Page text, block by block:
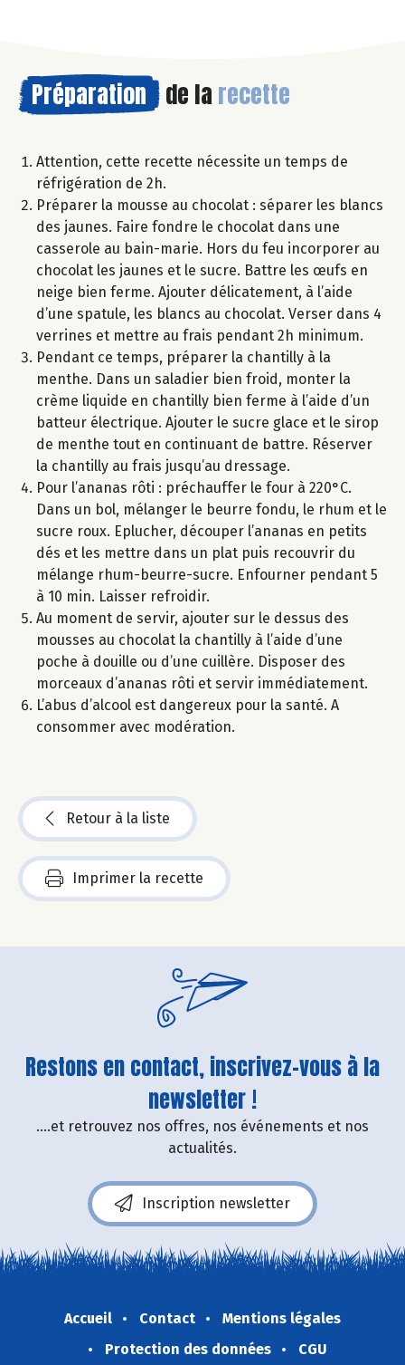
Préparation de la recette
Attention, cette recette nécessite un temps de
réfrigération de 2h.
Préparer la mousse au chocolat : séparer les blancs
des jaunes. Faire fondre le chocolat dans une
casserole au bain-marie. Hors du feu incorporer au
chocolat les jaunes et le sucre. Battre les œufs en
neige bien ferme. Ajouter délicatement, à l’aide
d’une spatule, les blancs au chocolat. Verser dans 4
verrines et mettre au frais pendant 2h minimum.
Pendant ce temps, préparer la chantilly à la
menthe. Dans un saladier bien froid, monter la
crème liquide en chantilly bien ferme à l’aide d’un
batteur électrique. Ajouter le sucre glace et le sirop
de menthe tout en continuant de battre. Réserver
la chantilly au frais jusqu’au dressage.
Pour l’ananas rôti : préchauffer le four à 220°C.
Dans un bol, mélanger le beurre fondu, le rhum et le
sucre roux. Eplucher, découper l’ananas en petits
dés et les mettre dans un plat puis recouvrir du
mélange rhum-beurre-sucre. Enfourner pendant 5
à 10 min. Laisser refroidir.
Au moment de servir, ajouter sur le dessus des
mousses au chocolat la chantilly à l’aide d’une
poche à douille ou d’une cuillère. Disposer des
morceaux d’ananas rôti et servir immédiatement.
L’abus d’alcool est dangereux pour la santé. A
consommer avec modération.
Retour à la liste
Imprimer la recette
Restons en contact, inscrivez-vous à la
newsletter !
....et retrouvez nos offres, nos événements et nos
actualités.
Inscription newsletter
Accueil Contact
Mentions légales
Protection des données
CGU